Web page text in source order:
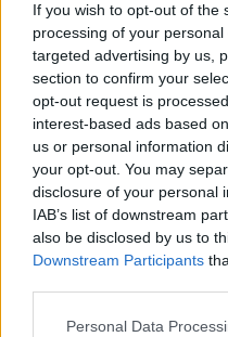
If you wish to opt-out of the
processing of your
targeted advertising by us,
section to confirm your
opt-out request is
interest-based ads based
us or personal information
your opt-out. You may
disclosure of your personal
IAB’s list of downstream
also be disclosed by us to
Downstream Participants
Please note that this
Personal Data